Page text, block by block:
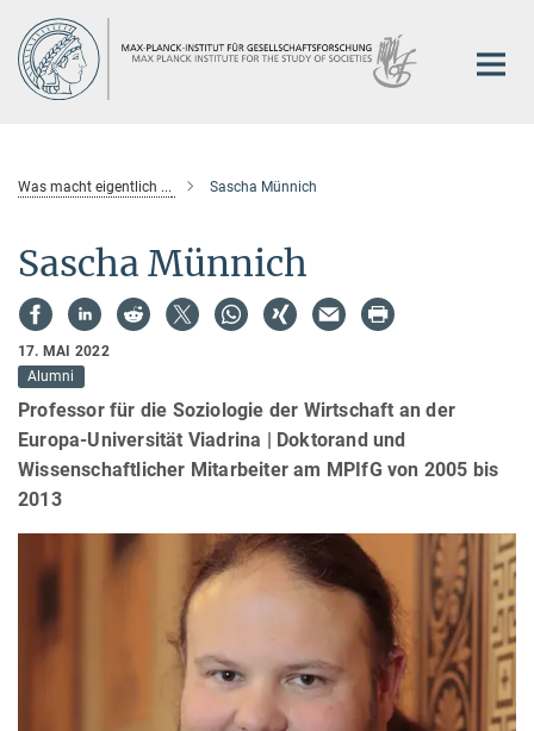
Hauptinhalt
Was macht eigentlich ... Sascha Münnich
Sascha Münnich
17. MAI 2022
Alumni
Professor für die Soziologie der Wirtschaft an der
Europa-Universität Viadrina | Doktorand und
Wissenschaftlicher Mitarbeiter am MPIfG von 2005 bis
2013